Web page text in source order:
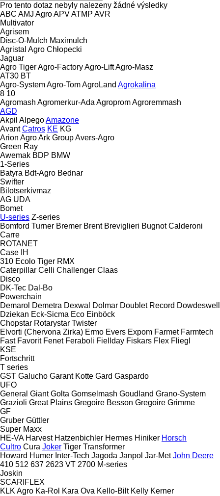
Pro tento dotaz nebyly nalezeny žádné výsledky
ABC AMJ AgroAPVATMP AVR
Multivator
Agrisem
Disc-O-Mulch Maximulch
Agristal Agro Chłopecki
Jaguar
Agro TigerAgro-FactoryAgro-LiftAgro-Masz
AT30 BT
Agro-SystemAgro-TomAgroLand Agrokalina
8 10
Agromash Agromerkur-Ada AgropromAgroremmash
AGD
Akpil AlpegoAmazone
Avant Catros KE KG
Arion AgroArk GroupAvers-Agro
Green Ray
Awemak BDP BMW
1-Series
Batyra Bdt-Agro Bednar
Swifter
Bilotserkivmaz
AG UDA
Bomet
U-series Z-series
Bomford Turner Bremer Brent Breviglieri Bugnot Calderoni
Carre
ROTANET
Case IH
310 Ecolo Tiger RMX
Caterpillar Celli Challenger Claas
Disco
DK-Tec Dal-Bo
Powerchain
Demarol Demetra Dexwal Dolmar Doublet Record Dowdeswell
Dziekan Eck-Sicma Eco Einböck
Chopstar Rotarystar Twister
Elvorti (Chervona Zirka) Ermo Evers Expom Farmet Farmtech
Fast Favorit Fenet Feraboli Fiellday Fiskars Flex Fliegl
KSE
Fortschritt
T series
GST Galucho Garant Kotte Gard Gaspardo
UFO
General Giant Golta Gomselmash Goudland Grano-System
Grazioli Great Plains Gregoire Besson Gregoire Grimme
GF
Gruber Güttler
Super Maxx
HE-VA Harvest Hatzenbichler Hermes Hiniker Horsch
Cultro Cura Joker Tiger Transformer
Howard Humer Inter-Tech Jagoda Janpol Jar-Met John Deere
410 512 637 2623 VT 2700 M-series
Joskin
SCARIFLEX
KLK Agro Ka-Rol Kara Ova Kello-Bilt Kelly Kerner